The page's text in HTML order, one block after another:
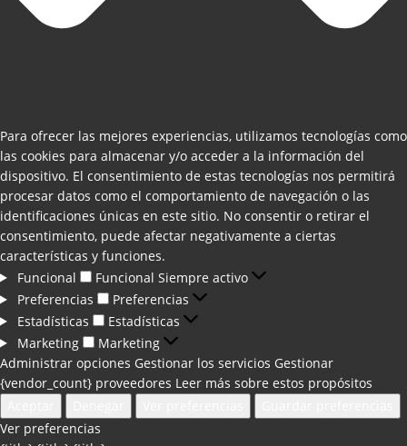
Para ofrecer las mejores experiencias, utilizamos tecnologías como
las cookies para almacenar y/o acceder a la información del
dispositivo. El consentimiento de estas tecnologías nos permitirá
procesar datos como el comportamiento de navegación o las
identificaciones únicas en este sitio. No consentir o retirar el
consentimiento, puede afectar negativamente a ciertas
características y funciones.
Funcional
Funcional Siempre activo
Preferencias
Preferencias
Estadísticas
Estadísticas
Marketing
Marketing
Administrar opciones Gestionar los servicios Gestionar
{vendor_count} proveedores Leer más sobre estos propósitos
Ver preferencias